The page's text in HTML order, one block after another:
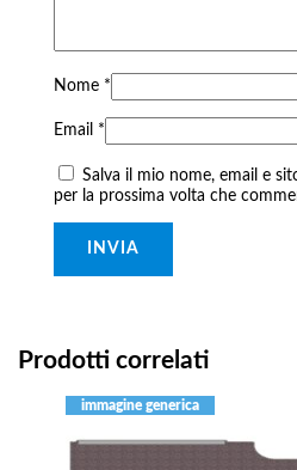
Nome *
Email *
Salva il mio nome, email e
per la prossima volta che
Prodotti correlati